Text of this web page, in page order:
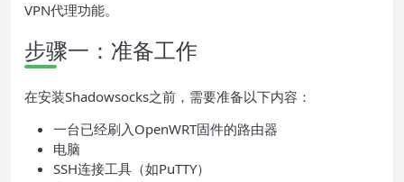
VPN代理功能。
步骤一：准备工作
在安装Shadowsocks之前，需要准备以下内容：
一台已经刷入OpenWRT固件的路由器
电脑
SSH连接工具（如PuTTY）